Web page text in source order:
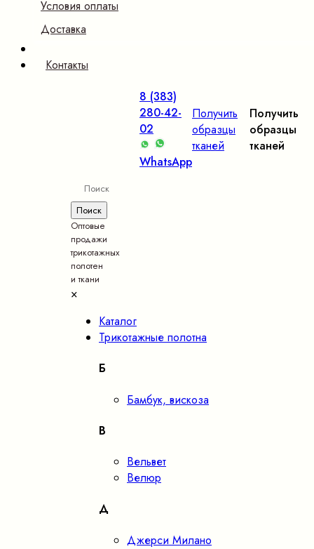
Условия оплаты
Доставка
Контакты
8 (383)
280-42-
02
WhatsApp
Получить
образцы
тканей
Получить
образцы
тканей
Оптовые
продажи
трикотажных
полотен
и ткани
×
Каталог
Трикотажные полотна
Б
Бамбук, вискоза
В
Вельвет
Велюр
Д
Джерси Милано